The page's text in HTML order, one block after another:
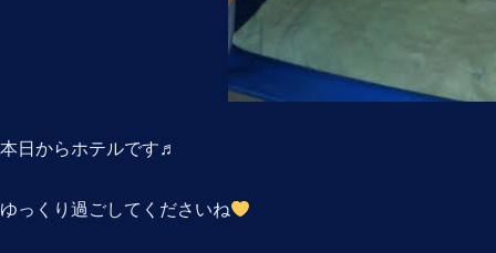
本日からホテルです♬
ゆっくり過ごしてくださいね